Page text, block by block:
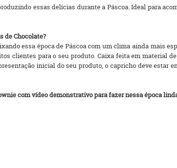
essas delícias durante a Páscoa. Ideal para
de Chocolate?
essa época de Páscoa com um clima ainda mais
clientes para o seu produto. Caixa feita em material
inicial do seu produto, o capricho deve estar
com vídeo demonstrativo para fazer nessa época